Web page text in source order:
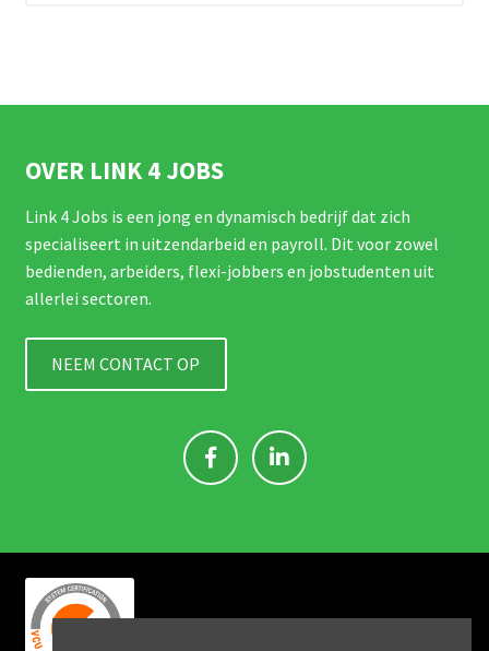
OVER LINK 4 JOBS
Link 4 Jobs is een jong en dynamisch bedrijf dat zich
specialiseert in uitzendarbeid en payroll. Dit voor zowel
bedienden, arbeiders, flexi-jobbers en jobstudenten uit
allerlei sectoren.
NEEM CONTACT OP